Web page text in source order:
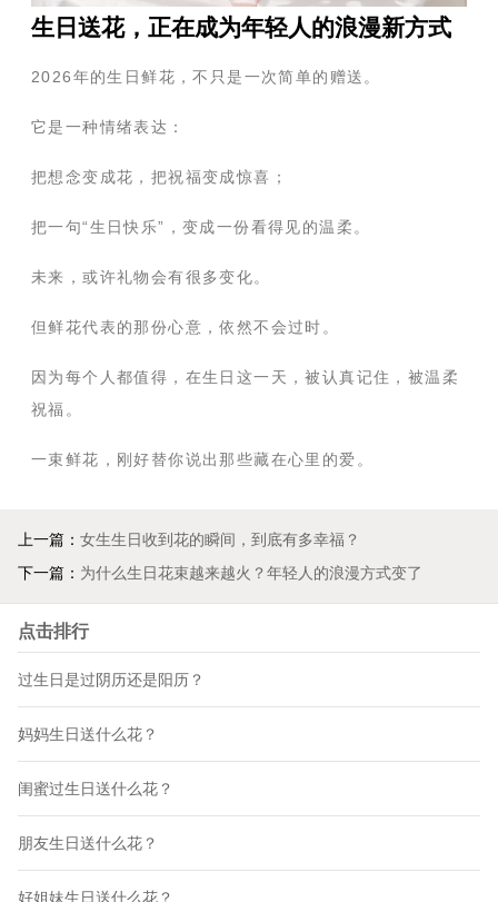
生日送花，正在成为年轻人的浪漫新方式
2026年的生日鲜花，不只是一次简单的赠送。
它是一种情绪表达：
把想念变成花，把祝福变成惊喜；
把一句“生日快乐”，变成一份看得见的温柔。
未来，或许礼物会有很多变化。
但鲜花代表的那份心意，依然不会过时。
因为每个人都值得，在生日这一天，被认真记住，被温柔
祝福。
一束鲜花，刚好替你说出那些藏在心里的爱。
上一篇： 女生生日收到花的瞬间，到底有多幸福？
下一篇： 为什么生日花束越来越火？年轻人的浪漫方式变了
点击排行
过生日是过阴历还是阳历？
妈妈生日送什么花？
闺蜜过生日送什么花？
朋友生日送什么花？
好姐妹生日送什么花？